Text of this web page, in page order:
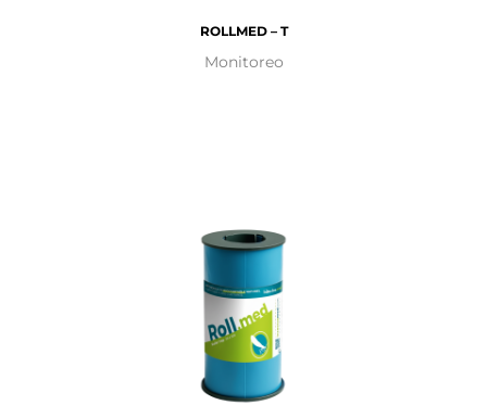
ROLLMED – T
Monitoreo